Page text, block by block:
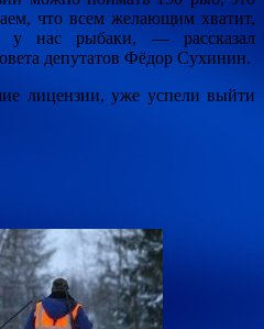
что всем желающим хватит,
у нас рыбаки, — рассказал
депутатов Фёдор Сухинин.
лицензии, уже успели выйти